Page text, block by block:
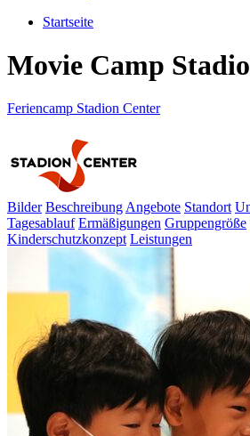
Startseite
Movie Camp
Feriencamp Stadion Center
Bilder BeschreibungAngebote Standort
Tagesablauf Ermäßigungen Gruppengröße
Kinderschutzkonzept Leistungen